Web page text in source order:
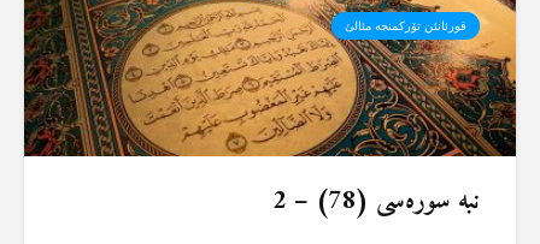
قورئانئن تۆرکمنجە مئالئ
نبە سورەسی (78) – 2